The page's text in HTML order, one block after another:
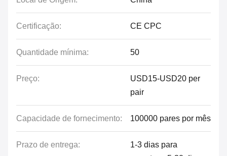
Certificação: CE CPC
Quantidade mínima: 50
Preço:
USD15-USD20 per
pair
Capacidade de fornecimento: 100000 pares por mês
Prazo de entrega:
1-3 dias para